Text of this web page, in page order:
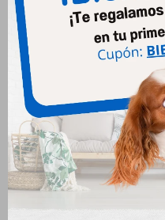
Excellent Adulto Gato Urinary